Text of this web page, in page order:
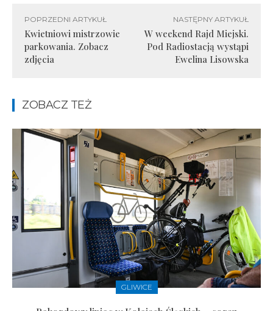
POPRZEDNI ARTYKUŁ
Kwietniowi mistrzowie
parkowania. Zobacz
zdjęcia
NASTĘPNY ARTYKUŁ
W weekend Rajd Miejski.
Pod Radiostacją wystąpi
Ewelina Lisowska
ZOBACZ TEŻ
GLIWICE